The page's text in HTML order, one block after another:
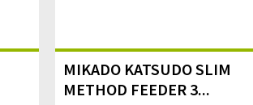
MIKADO KATSUDO SLIM
METHOD FEEDER 3...